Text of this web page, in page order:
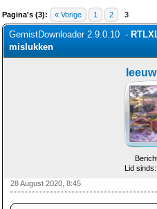
Pagina's (3): « Vorige 1 2 3
GemistDownloader 2.9.0.10 -
mislukken
Lid
28 August 2020, 8:45